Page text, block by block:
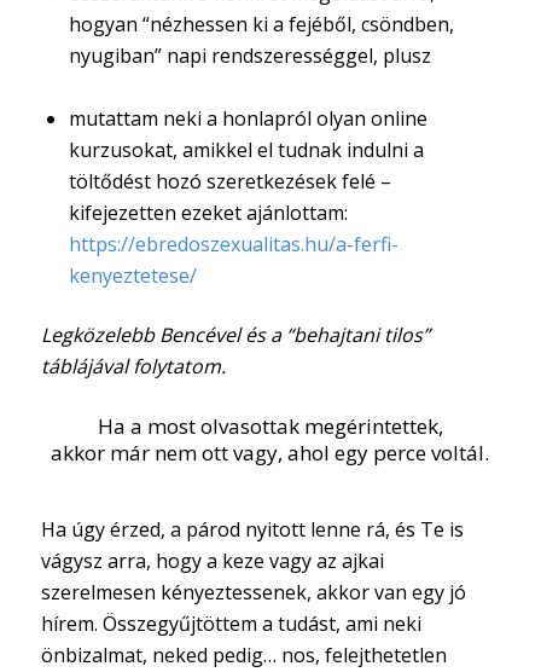
hogyan “nézhessen ki a fejéből, csöndben,
nyugiban” napi rendszerességgel, plusz
mutattam neki a honlapról olyan online
kurzusokat, amikkel el tudnak indulni a
töltődést hozó szeretkezések felé –
kifejezetten ezeket ajánlottam:
https://ebredoszexualitas.hu/a-ferfi-
kenyeztetese/
Legközelebb Bencével és a “behajtani tilos”
táblájával folytatom.
Ha a most olvasottak megérintettek,
akkor már nem ott vagy, ahol egy perce voltál.
Ha úgy érzed, a párod nyitott lenne rá, és Te is
vágysz arra, hogy a keze vagy az ajkai
szerelmesen kényeztessenek, akkor van egy jó
hírem. Összegyűjtöttem a tudást, ami neki
önbizalmat, neked pedig… nos, felejthetetlen